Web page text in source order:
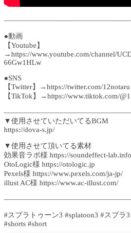
●動画
【Youtube】
→https://www.youtube.com/channel/
66Gw1HLw
●SNS
【Twitter】→https://twitter.com/12notaru
【TikTok】→https://www.tiktok.com/
▼使用させていただいてるBGM
https://dova-s.jp/
▼使用させて頂いてる素材
効果音ラボ様 https://soundeffect-
OtoLogic様 https://otologic.jp
Pexels様 https://www.pexels.com/ja-jp/
illust AC様 https://www.ac-illust.com/
#スプラトゥーン3 #splatoon3 #スプラ
#shorts #short